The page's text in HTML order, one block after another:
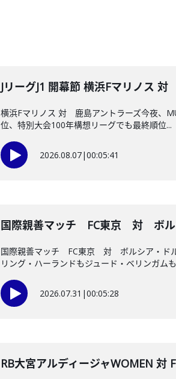
JリーグJ1 開幕節 横浜Fマリノス
横浜Fマリノス 対 鹿島アントラーズ今夜、
位、特別大会100年構想リーグでも最終順位...
2026.08.07|00:05:41
国際親善マッチ FC東京 対 ボル
国際親善マッチ FC東京 対 ボルシア・ドル
リング・ハーランドもジュード・ベリンガム
2026.07.31 |00:05:28
RB大宮アルディージャWOMEN 対